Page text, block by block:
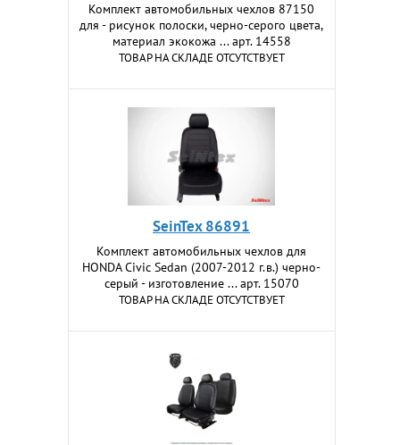
Комплект автомобильных чехлов 87150
для - рисунок полоски, черно-серого цвета,
материал экокожа ... арт. 14558
ТОВАР НА СКЛАДЕ ОТСУТСТВУЕТ
SeinTex 86891
Комплект автомобильных чехлов для
HONDA Civic Sedan (2007-2012 г.в.) черно-
серый - изготовление ... арт. 15070
ТОВАР НА СКЛАДЕ ОТСУТСТВУЕТ